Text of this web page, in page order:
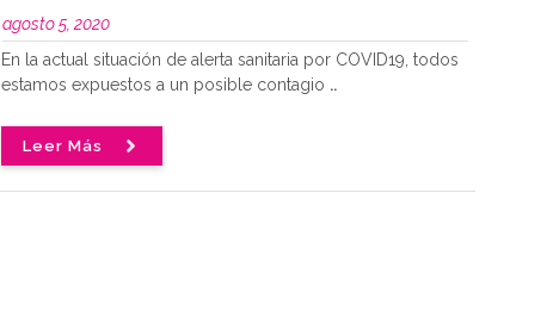
agosto 5, 2020
En la actual situación de alerta sanitaria por COVID19, todos
estamos expuestos a un posible contagio ..
Leer Más